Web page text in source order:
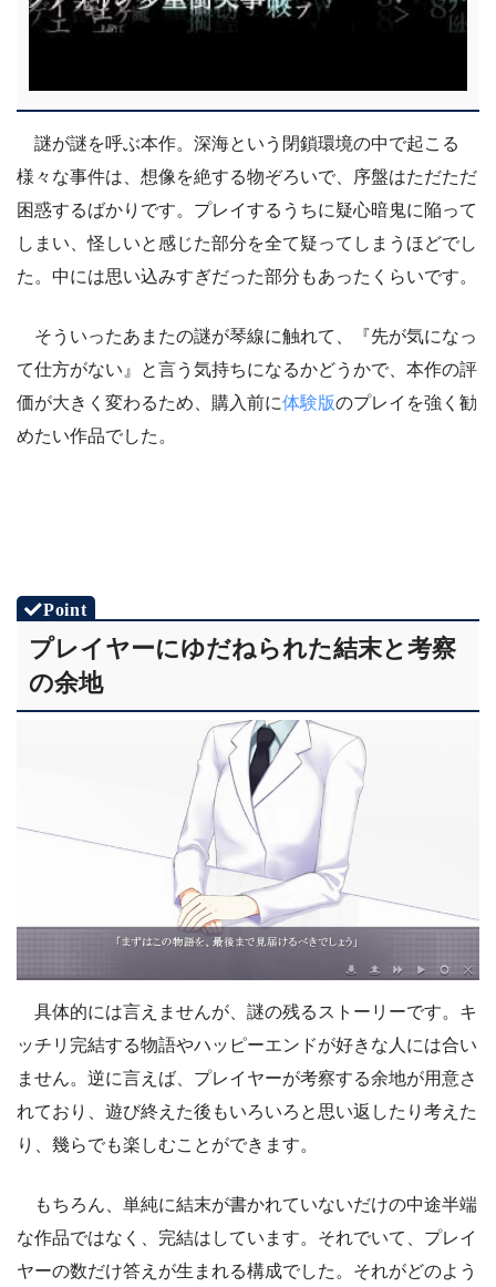
謎が謎を呼ぶ本作。深海という閉鎖環境の中で起こる
様々な事件は、想像を絶する物ぞろいで、序盤はただただ
困惑するばかりです。プレイするうちに疑心暗鬼に陥って
しまい、怪しいと感じた部分を全て疑ってしまうほどでし
た。中には思い込みすぎだった部分もあったくらいです。
そういったあまたの謎が琴線に触れて、『先が気になっ
て仕方がない』と言う気持ちになるかどうかで、本作の評
価が大きく変わるため、購入前に体験版のプレイを強く勧
めたい作品でした。
プレイヤーにゆだねられた結末と考察
の余地
具体的には言えませんが、謎の残るストーリーです。キ
ッチリ完結する物語やハッピーエンドが好きな人には合い
ません。逆に言えば、プレイヤーが考察する余地が用意さ
れており、遊び終えた後もいろいろと思い返したり考えた
り、幾らでも楽しむことができます。
もちろん、単純に結末が書かれていないだけの中途半端
な作品ではなく、完結はしています。それでいて、プレイ
ヤーの数だけ答えが生まれる構成でした。それがどのよう